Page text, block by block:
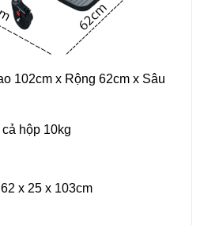
102cm x Rộng 62cm x Sâu
hộp 10kg
x 25 x 103cm